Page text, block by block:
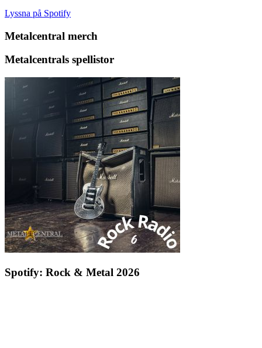
Lyssna på Spotify
Metalcentral merch
Metalcentrals spellistor
Spotify: Rock & Metal 2026